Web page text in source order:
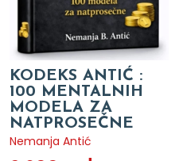
KODEKS ANTIĆ :
100 MENTALNIH
MODELA ZA
NATPROSEČNE
Nemanja Antić